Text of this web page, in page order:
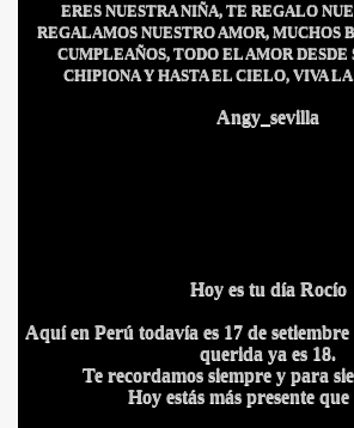
ERES NUESTRA NIÑA, TE REGALO
REGALAMOS NUESTRO AMOR, MUCHOS
CUMPLEAÑOS, TODO EL AMOR
CHIPIONA Y HASTA EL CIELO, VIVA LA
Angy_sevilla
Hoy es tu día Rocío
Aquí en Perú todavía es 17 de
querida ya es 18.
Te recordamos siempre y para
Hoy estás más presente